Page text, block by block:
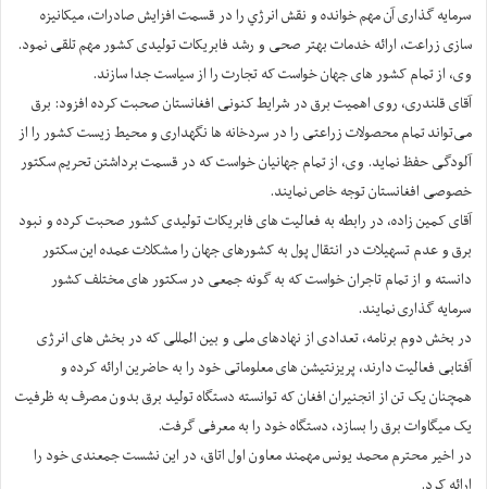
سرمایه گذاری آن مهم خوانده و نقش انرژي را در قسمت افزایش صادرات، میکانیزه
سازی زراعت، ارائه خدمات بهتر صحی و رشد فابریکات تولیدی کشور مهم تلقی نمود.
وی، از تمام کشور های جهان خواست که تجارت را از سیاست جدا سازند.
آقای قلندری، روی اهمیت برق در شرایط کنونی افغانستان صحبت کرده افزود: برق
می‌تواند تمام محصولات زراعتی را در سردخانه ها نگهداری و محيط زيست کشور را از
آلودگی حفظ نماید. وی، از تمام جهانيان خواست که در قسمت برداشتن تحریم سکتور
خصوصی افغانستان توجه خاص نمایند.
آقای کمین زاده‌، در رابطه به فعالیت های فابریکات تولیدی کشور صحبت کرده و نبود
برق و عدم تسهیلات در انتقال پول به کشورهای جهان را مشکلات عمده این سکتور
دانسته و از تمام تاجران خواست که به گونه جمعی در سکتور های مختلف کشور
سرمایه گذاری نمایند.
در بخش دوم برنامه، تعدادی از نهادهای ملی و بین المللی که در بخش های انرژی
آفتابی فعالیت دارند، پریزنتیشن های معلوماتی خود را به حاضرین ارائه کرده و
همچنان یک تن از انجنیران افغان که توانسته دستگاه تولید برق بدون مصرف به ظرفیت
یک میگاوات برق را بسازد، دستگاه خود را به معرفی گرفت.
در اخیر محترم محمد یونس مهمند معاون اول اتاق، در این نشست جمعندی خود را